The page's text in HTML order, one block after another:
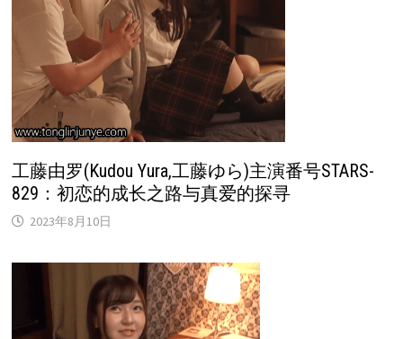
工藤由罗(Kudou Yura,工藤ゆら)主演番号STARS-
829：初恋的成长之路与真爱的探寻
2023年8月10日